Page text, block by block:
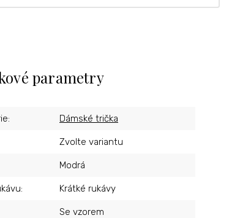
parametry
: Dámské trička
Zvolte variantu
Modrá
: Krátké rukávy
Se vzorem